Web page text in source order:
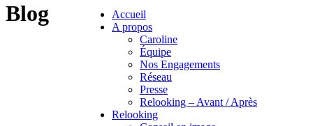
Accueil
A propos
Caroline
Équipe
Nos Engagements
Réseau
Presse
Relooking – Avant / Après
Relooking
Blog